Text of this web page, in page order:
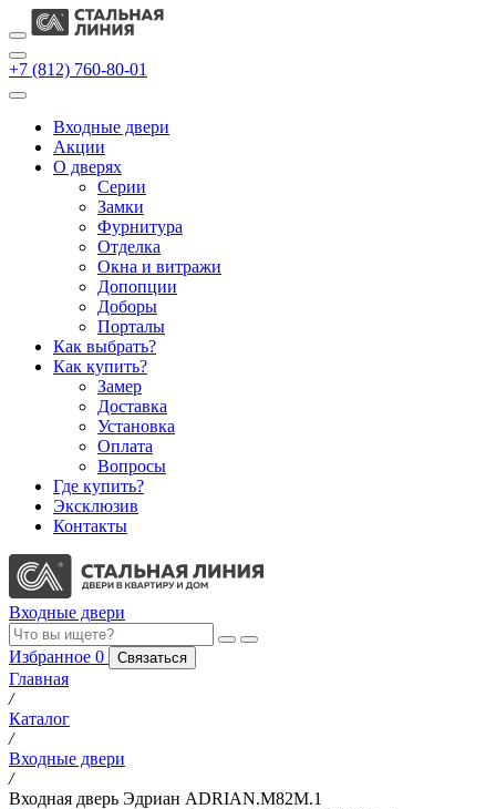
+7 (812) 760-80-01
Входные двери
Акции
О дверях
Cерии
Замки
Фурнитура
Отделка
Окна и витражи
Допопции
Доборы
Порталы
Как выбрать?
Как купить?
Замер
Доставка
Установка
Оплата
Вопросы
Где купить?
Эксклюзив
Контакты
Входные двери
Избранное 0 Связаться
Главная
/
Каталог
/
Входные двери
/
Входная дверь Эдриан ADRIAN.M82M.1